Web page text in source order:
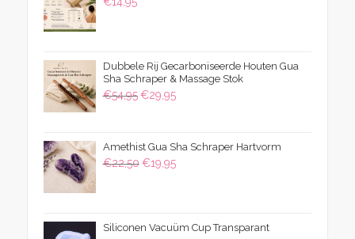
Dubbele Rij Gecarboniseerde Houten Gua
Sha Schraper & Massage Stok
€54,95 Oorspronkelijke
€54,95.
€29,95Huidige
€29,95.
Amethist Gua Sha Schraper Hartvorm
€22,50 Oorspronkelijke
€19,95Huidige
Siliconen Vacuüm Cup Transparant